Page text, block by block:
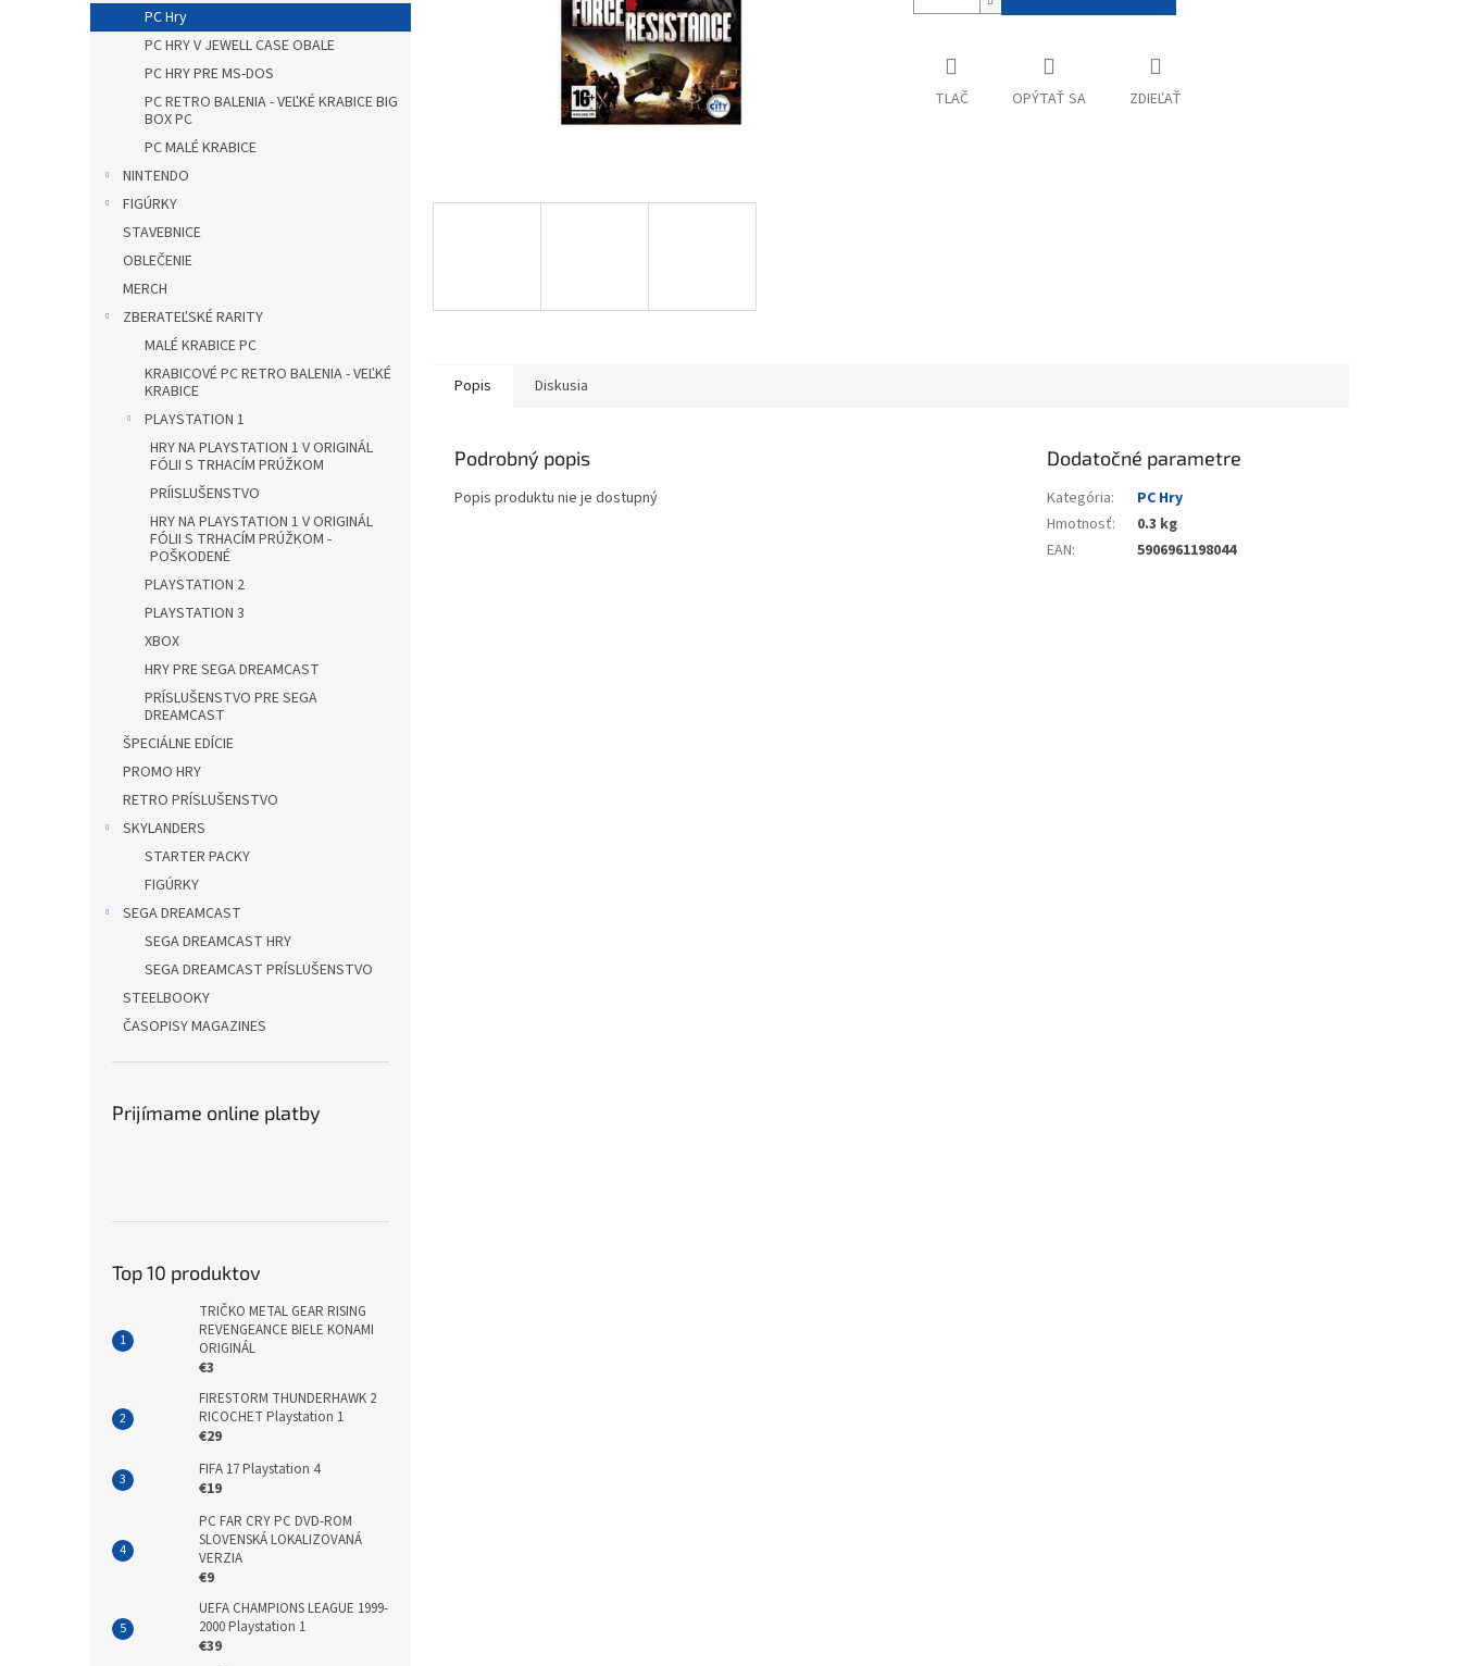
PC Hry
PC HRY V JEWELL CASE OBALE
PC HRY PRE MS-DOS
PC RETRO BALENIA - VEĽKÉ KRABICE BIG
BOX PC
PC MALÉ KRABICE
NINTENDO
FIGÚRKY
STAVEBNICE
OBLEČENIE
MERCH
ZBERATEĽSKÉ RARITY
MALÉ KRABICE PC
KRABICOVÉ PC RETRO BALENIA - VEĽKÉ
KRABICE
PLAYSTATION 1
HRY NA PLAYSTATION 1 V ORIGINÁL
FÓLII S TRHACÍM PRÚŽKOM
PRÍISLUŠENSTVO
HRY NA PLAYSTATION 1 V ORIGINÁL
FÓLII S TRHACÍM PRÚŽKOM -
POŠKODENÉ
PLAYSTATION 2
PLAYSTATION 3
XBOX
HRY PRE SEGA DREAMCAST
PRÍSLUŠENSTVO PRE SEGA
DREAMCAST
ŠPECIÁLNE EDÍCIE
PROMO HRY
RETRO PRÍSLUŠENSTVO
SKYLANDERS
STARTER PACKY
FIGÚRKY
SEGA DREAMCAST
SEGA DREAMCAST HRY
SEGA DREAMCAST PRÍSLUŠENSTVO
STEELBOOKY
ČASOPISY MAGAZINES
Prijímame online platby
Top 10 produktov
TRIČKO METAL GEAR RISING
REVENGEANCE BIELE KONAMI
ORIGINÁL
€3
FIRESTORM THUNDERHAWK 2
RICOCHET Playstation 1
€29
FIFA 17 Playstation 4
€19
PC FAR CRY PC DVD-ROM
SLOVENSKÁ LOKALIZOVANÁ
VERZIA
€9
UEFA CHAMPIONS LEAGUE 1999-
2000 Playstation 1
€39
TLAČ OPÝTAŤ SA ZDIEĽAŤ
Popis Diskusia
Podrobný popis
Popis produktu nie je dostupný
Dodatočné parametre
Kategória:
PC Hry
Hmotnosť:
0.3 kg
EAN: 5906961198044